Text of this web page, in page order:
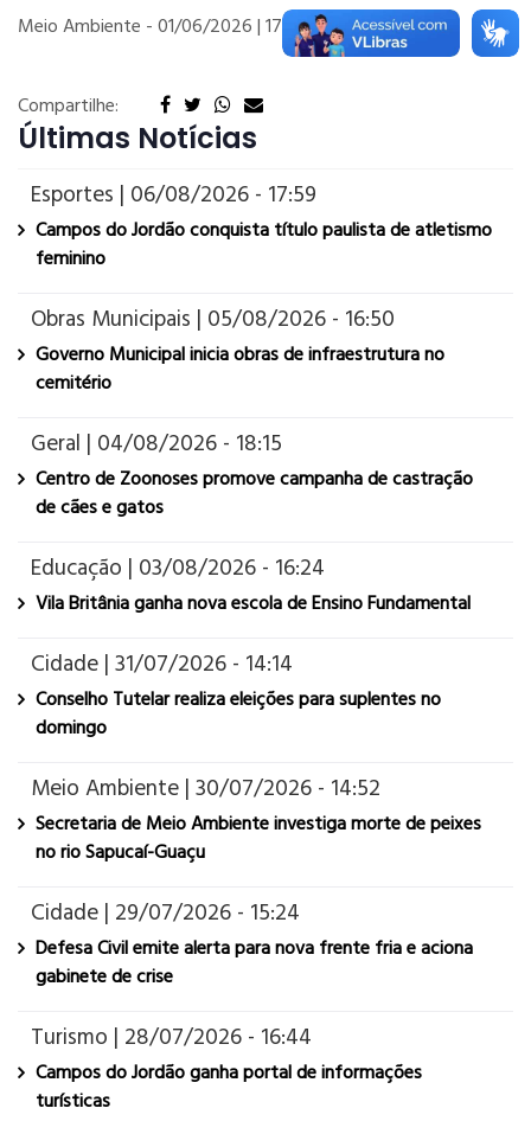
Meio Ambiente -01/06/2026 | 17:20
Compartilhe:
Últimas Notícias
Esportes | 06/08/2026 - 17:59
Campos do Jordão conquista título paulista de atletismo
feminino
Obras Municipais | 05/08/2026 - 16:50
Governo Municipal inicia obras de infraestrutura no
cemitério
Geral | 04/08/2026 - 18:15
Centro de Zoonoses promove campanha de castração
de cães e gatos
Educação | 03/08/2026 - 16:24
Vila Britânia ganha nova escola de Ensino Fundamental
Cidade | 31/07/2026 - 14:14
Conselho Tutelar realiza eleições para suplentes no
domingo
Meio Ambiente | 30/07/2026 - 14:52
Secretaria de Meio Ambiente investiga morte de peixes
no rio Sapucaí-Guaçu
Cidade | 29/07/2026 - 15:24
Defesa Civil emite alerta para nova frente fria e aciona
gabinete de crise
Turismo | 28/07/2026 - 16:44
Campos do Jordão ganha portal de informações
turísticas